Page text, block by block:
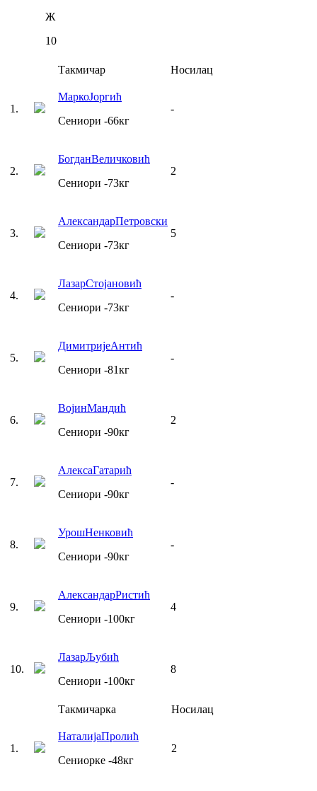
Ж
10
Такмичар Носилац
1 .
МаркоЈоргић
Сениори -66кг
-
2.
БогданВеличковић
Сениори -73кг
2
3.
АлександарПетровски
Сениори -73кг
5
4.
ЛазарСтојановић
Сениори -73кг
-
5.
ДимитријеАнтић
Сениори -81кг
-
6.
ВојинМандић
Сениори -90кг
2
7.
АлексаГатарић
Сениори -90кг
-
8.
УрошНенковић
Сениори -90кг
-
9.
АлександарРистић
Сениори -100кг
4
10.
ЛазарЉубић
Сениори -100кг
8
Такмичарка Носилац
1 .
НаталијаПролић
Сениорке -48кг
2